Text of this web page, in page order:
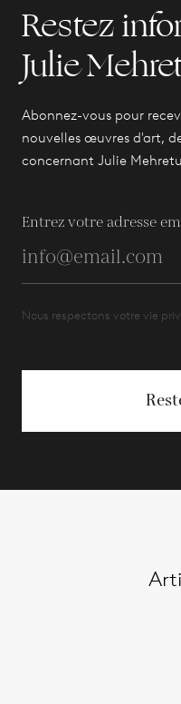
Restez
Julie
Abonnez-vous pour
nouvelles œuvres d'art,
concernant Julie
Entrez votre adresse
Nous respectons votre vie